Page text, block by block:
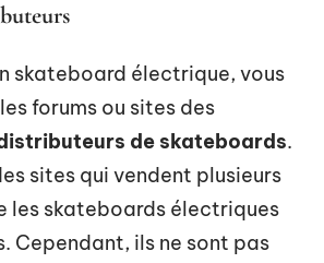
skateboard électrique, vous
forums ou sites des
de skateboards.
sites qui vendent plusieurs
les skateboards électriques
Cependant, ils ne sont pas